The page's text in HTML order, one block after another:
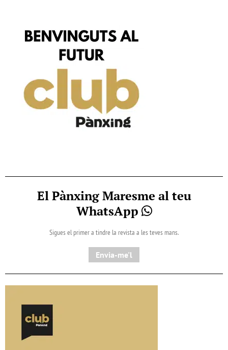
El Pànxing Maresme al teu
WhatsApp
Sigues el primer a tindre la revista a les teves mans.
Envia-me'l